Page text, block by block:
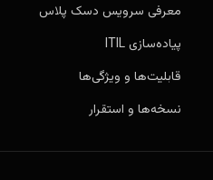
معرفی سرویس دسک پلاس
پیاده‌سازی ITIL
قابلیت‌ها و ویژگی‌ها
نسخه‌ها و استقرار